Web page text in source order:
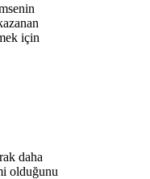
için
daha
olduğunu